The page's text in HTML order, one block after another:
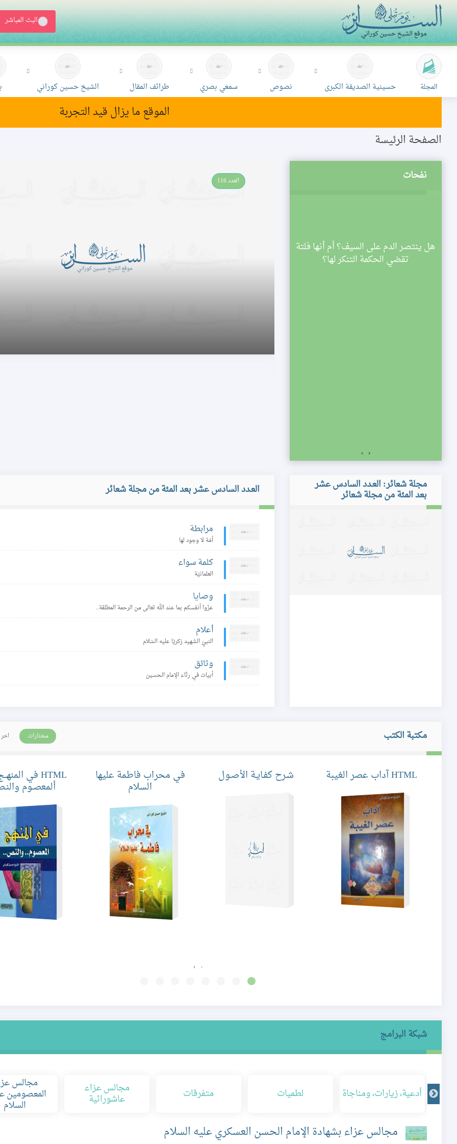
البث المباشر
المجلة حسينية الصديقة الكبرى نصوص سمعي بصري طرائف المقال الشيخ حسين كوراني
الموقع ما يزال قيد التجربة
الصفحة الرئيسة
نفحات
هل ينتصر الدم على السيف؟ أم أنها فلتة
تقضي الحكمة التنكر لها؟
يذكرون الله قياماً وقعوداً وعلى جنوبهم أللــــه لطيـــــف بعبـــــاده
‹
›
العدد 116
مجلة شعائر: العـدد السادس عشر
بعد المئة من مجلة شعائر العـدد السادس عشر بعد المئة من مجلة شعائر
مرابطة
أمّة لا وجود لها
كلمة سواء
العلمانيّة
وصايا
عزّوا أنفسكم بما عند الله تعالى من الرحمة المطلقة..
أعلام
النبيّ الشهيد زكريّا عليه السّلام
وثائق
أبيات في رثاء الإمام الحسين
مكتبة الكتب مختارات
HTML آداب عصر الغيبة شـرح كفـايـة الأصـول في محراب فاطمة عليها
السلام ألمعصـوم
‹
›
شبكة البرامج
مجالس
المعصومين
السلام
مجالس عزاء
عاشورائية متفرقات لطميات أدعية، زيارات، ومناجاة
مجالس عزاء بشهادة الإمام الحسن العسكري عليه السلام